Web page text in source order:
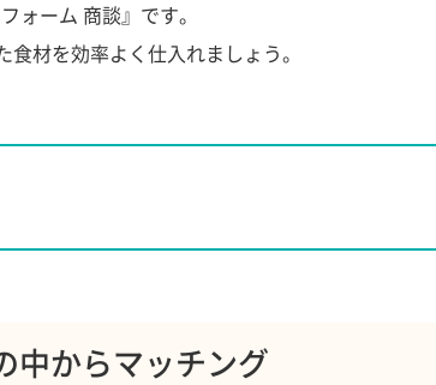
ォーム 商談』です。
材を効率よく仕入れましょう。
中からマッチング